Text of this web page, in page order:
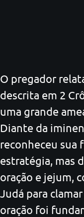
O pregador
descrita em 2
uma grande
Diante da
reconheceu sua
estratégia, mas
oração e jejum,
Judá para
oração foi